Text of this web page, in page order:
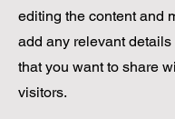
editing the content and
add any relevant details
that you want to share
visitors.